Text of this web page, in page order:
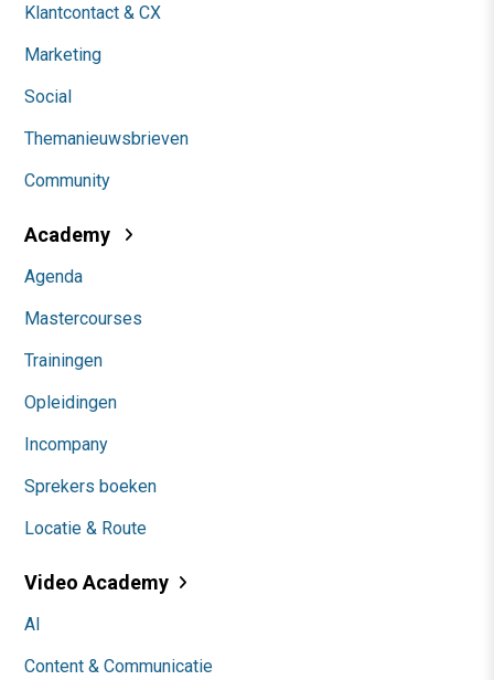
Klantcontact & CX
Marketing
Social
Themanieuwsbrieven
Community
Academy
Agenda
Mastercourses
Trainingen
Opleidingen
Incompany
Sprekers boeken
Locatie & Route
Video Academy
AI
Content & Communicatie